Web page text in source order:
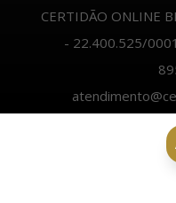
CERTIDÃO ONLINE
- 22.400.525/